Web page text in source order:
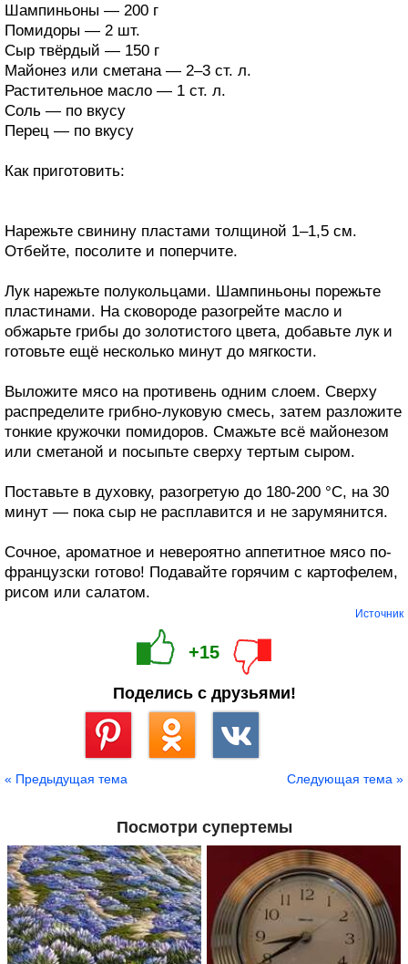
Шампиньоны — 200 г
Помидоры — 2 шт.
Сыр твёрдый — 150 г
Майонез или сметана — 2–3 ст. л.
Растительное масло — 1 ст. л.
Соль — по вкусу
Перец — по вкусу
Как приготовить:
Нарежьте свинину пластами толщиной 1–1,5 см.
Отбейте, посолите и поперчите.
Лук нарежьте полукольцами. Шампиньоны порежьте
пластинами. На сковороде разогрейте масло и
обжарьте грибы до золотистого цвета, добавьте лук и
готовьте ещё несколько минут до мягкости.
Выложите мясо на противень одним слоем. Сверху
распределите грибно-луковую смесь, затем разложите
тонкие кружочки помидоров. Смажьте всё майонезом
или сметаной и посыпьте сверху тертым сыром.
Поставьте в духовку, разогретую до 180-200 °C, на 30
минут — пока сыр не расплавится и не зарумянится.
Сочное, ароматное и невероятно аппетитное мясо по-
французски готово! Подавайте горячим с картофелем,
рисом или салатом.
Источник
+15
Поделись с друзьями!
« Предыдущая тема Следующая тема »
Посмотри супертемы